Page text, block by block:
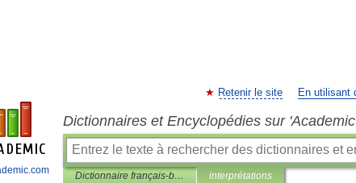
Retenir le site En utilisant
Dictionnaires et Encyclopédies sur
Dictionnaire français-bulgare interprétations